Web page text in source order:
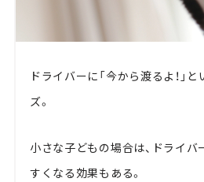
ドライバーに「今から渡るよ！」
ズ。
小さな子どもの場合は、ドライ
すくなる効果もある。